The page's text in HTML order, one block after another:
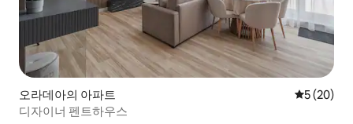
오라데아의 아파트 평점 5점(5
5 (20)
디자이너 펜트하우스